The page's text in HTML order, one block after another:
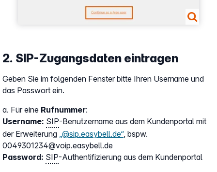
2. SIP-Zugangsdaten eintragen
Geben Sie im folgenden Fenster bitte Ihren Username und
das Passwort ein.
a. Für eine Rufnummer:
Username: SIP-Benutzername aus dem Kundenportal mit
der Erweiterung „@sip.easybell.de“, bspw.
0049301234@voip.easybell.de
Password: SIP-Authentifizierung aus dem Kundenportal